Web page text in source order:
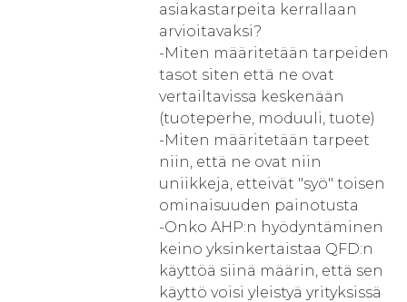
asiakastarpeita kerrallaan
arvioitavaksi?
-Miten määritetään tarpeiden
tasot siten että ne ovat
vertailtavissa keskenään
(tuoteperhe, moduuli, tuote)
-Miten määritetään tarpeet
niin, että ne ovat niin
uniikkeja, etteivät "syö" toisen
ominaisuuden painotusta
-Onko AHP:n hyödyntäminen
keino yksinkertaistaa QFD:n
käyttöä siinä määrin, että sen
käyttö voisi yleistyä yrityksissä